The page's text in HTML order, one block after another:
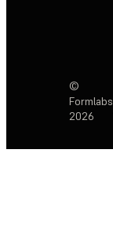
©
Formlabs
2026